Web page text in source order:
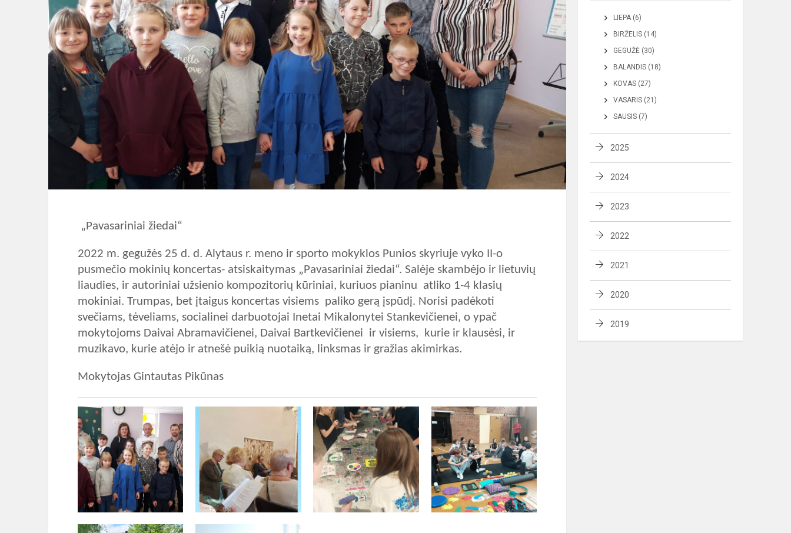
„Pavasariniai žiedai“
2022 m. gegužės 25 d. d. Alytaus r. meno ir sporto mokyklos Punios skyriuje vyko II-o
pusmečio mokinių koncertas- atsiskaitymas „Pavasariniai žiedai“. Salėje skambėjo ir lietuvių
liaudies, ir autoriniai užsienio kompozitorių kūriniai, kuriuos pianinu atliko 1-4 klasių
mokiniai. Trumpas, bet įtaigus koncertas visiems paliko gerą įspūdį. Norisi padėkoti
svečiams, tėveliams, socialinei darbuotojai Inetai Mikalonytei Stankevičienei, o ypač
mokytojoms Daivai Abramavičienei, Daivai Bartkevičienei ir visiems, kurie ir klausėsi, ir
muzikavo, kurie atėjo ir atnešė puikią nuotaiką, linksmas ir gražias akimirkas.
Mokytojas Gintautas Pikūnas
LIEPA (6)
BIRŽELIS (14)
GEGUŽĖ (30)
BALANDIS (18)
KOVAS (27)
VASARIS (21)
SAUSIS (7)
2025
2024
2023
2022
2021
2020
2019